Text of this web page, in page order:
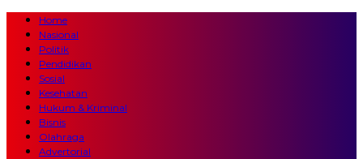
Home
Nasional
Politik
Pendidikan
Sosial
Kesehatan
Hukum & Kriminal
Bisnis
Olahraga
Advertorial